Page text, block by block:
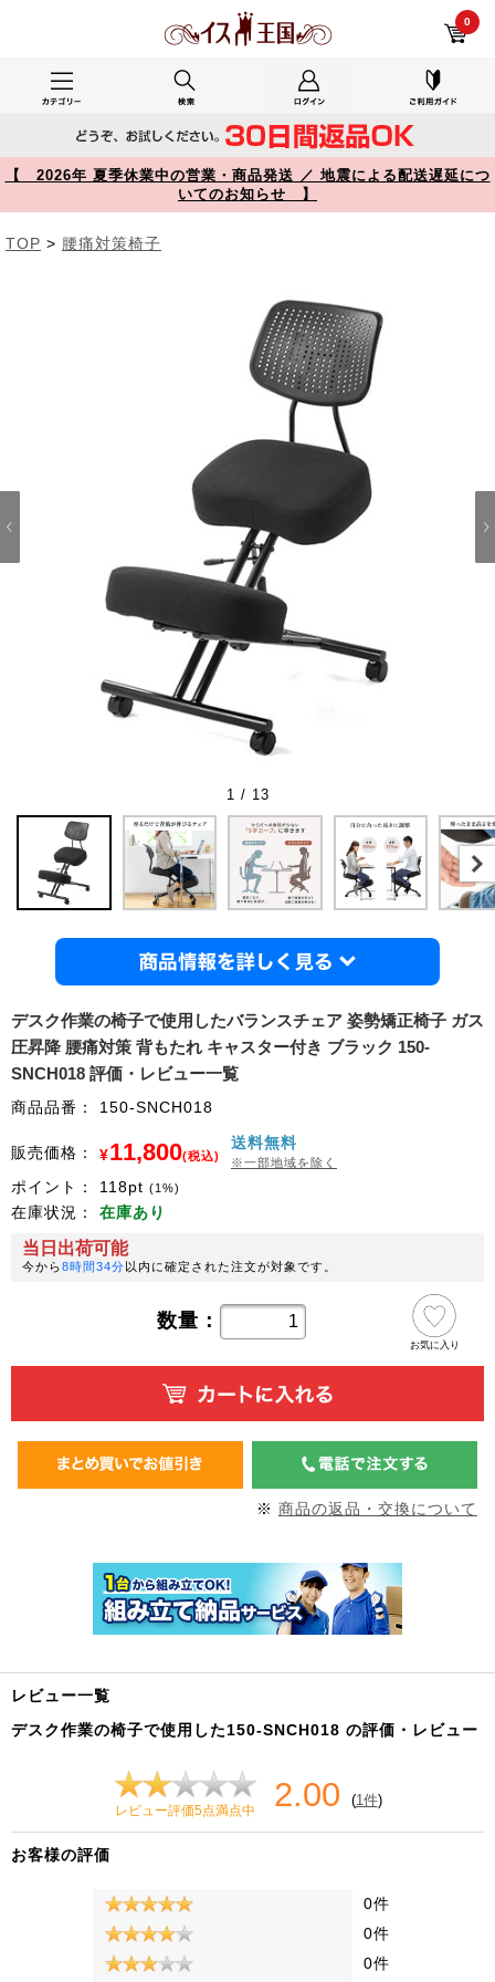
0
【 2026年 夏季休業中の営業・商品発送 ／ 地震による配送遅延につ
いてのお知らせ 】
TOP > 腰痛対策椅子
1 / 13
デスク作業の椅子で使用したバランスチェア 姿勢矯正椅子 ガス
圧昇降 腰痛対策 背もたれ キャスター付き ブラック 150-
SNCH018 評価・レビュー一覧
商品品番： 150-SNCH018
販売価格： ¥11,800(税込)
送料無料
※一部地域を除く
ポイント： 118pt (1%)
在庫状況： 在庫あり
当日出荷可能
今から8時間34分以内に確定された注文が対象です。
数量：
お気に入り
※ 商品の返品・交換について
レビュー一覧
デスク作業の椅子で使用した150-SNCH018 の評価・レビュー
レビュー評価5点満点中 2.00 (1件)
お客様の評価
0件
0件
0件